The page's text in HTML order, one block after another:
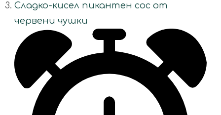
Сладко-кисел пикантен сос от
червени чушки